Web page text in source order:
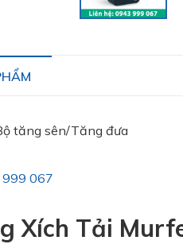
tăng sên/Tăng đưa
067
Xích Tải